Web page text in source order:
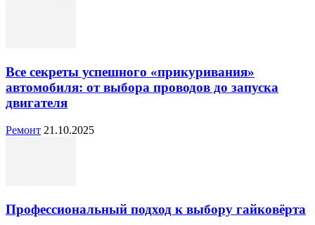
Все секреты успешного «прикуривания»
автомобиля: от выбора проводов до запуска
двигателя
Ремонт 21.10.2025
Профессиональный подход к выбору гайковёрта